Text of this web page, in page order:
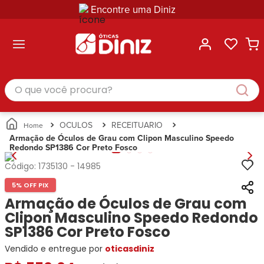
Encontre uma Diniz
Masculino
Feminino
Infantil
Unissex
Busque
Por
Marcas
Ana
Hickmann
Bulget
Miu-
Miu
Guess
Lacoste
Categorias
Masculino
Feminino
Infantil
Unissex
Busque
Por
Marcas
Ray-
Ban
Prada
Ana
Hickmann
Tecnol
Correntes
para
Óculos
Estojos
para
Óculos
Soluções
e
Cuidados
Busque
Ray-
Ban
Prada
Exchange
Tommy
Hilfiger
Ana
Hickmann
Guess
Speedo
Categoria
Armações
de Óculos
Óculos
de Sol
Corrente
para
Estojo
para
Óculos
Gênero
Masculino
Feminino
O que você procura?
OCULOS
RECEITUARIO
Armação de Óculos de Grau com Clipon Masculino Speedo
Redondo SP1386 Cor Preto Fosco
Código: 1735130 - 14985
5% OFF PIX
Armação de Óculos de Grau com
Clipon Masculino Speedo Redondo
SP1386 Cor Preto Fosco
Vendido e entregue por oticasdiniz